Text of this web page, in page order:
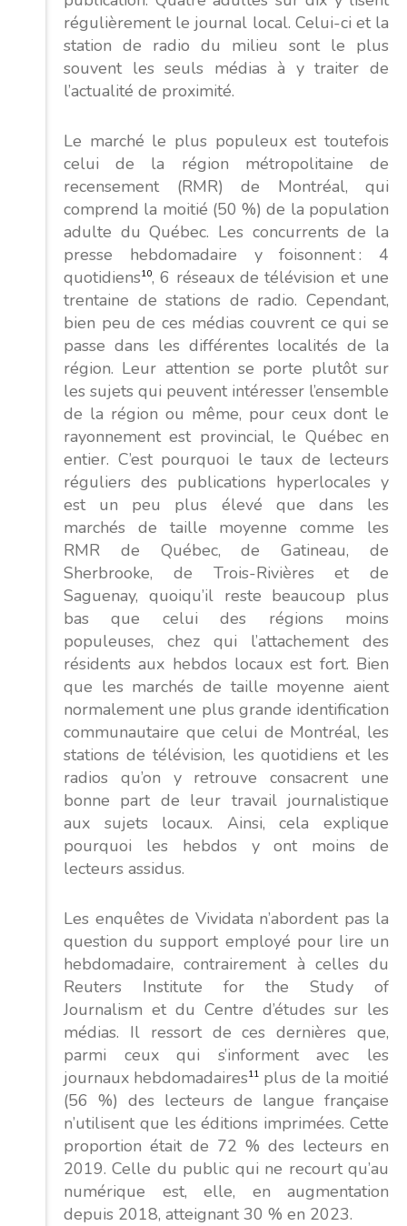
régulièrement le journal local. Celui-ci et la
station de radio du milieu sont le plus
souvent les seuls médias à y traiter de
l’actualité de proximité.
Le marché le plus populeux est toutefois
celui de la région métropolitaine de
recensement (RMR) de Montréal, qui
comprend la moitié (50 %) de la population
adulte du Québec. Les concurrents de la
presse hebdomadaire y foisonnent : 4
quotidiens10, 6 réseaux de télévision et une
trentaine de stations de radio. Cependant,
bien peu de ces médias couvrent ce qui se
passe dans les différentes localités de la
région. Leur attention se porte plutôt sur
les sujets qui peuvent intéresser l’ensemble
de la région ou même, pour ceux dont le
rayonnement est provincial, le Québec en
entier. C’est pourquoi le taux de lecteurs
réguliers des publications hyperlocales y
est un peu plus élevé que dans les
marchés de taille moyenne comme les
RMR de Québec, de Gatineau, de
Sherbrooke, de Trois-Rivières et de
Saguenay, quoiqu’il reste beaucoup plus
bas que celui des régions moins
populeuses, chez qui l’attachement des
résidents aux hebdos locaux est fort. Bien
que les marchés de taille moyenne aient
normalement une plus grande identification
communautaire que celui de Montréal, les
stations de télévision, les quotidiens et les
radios qu’on y retrouve consacrent une
bonne part de leur travail journalistique
aux sujets locaux. Ainsi, cela explique
pourquoi les hebdos y ont moins de
lecteurs assidus.
Les enquêtes de Vividata n’abordent pas la
question du support employé pour lire un
hebdomadaire, contrairement à celles du
Reuters Institute for the Study of
Journalism et du Centre d’études sur les
médias. Il ressort de ces dernières que,
parmi ceux qui s’informent avec les
journaux hebdomadaires11 plus de la moitié
(56 %) des lecteurs de langue française
n’utilisent que les éditions imprimées. Cette
proportion était de 72 % des lecteurs en
2019. Celle du public qui ne recourt qu’au
numérique est, elle, en augmentation
depuis 2018, atteignant 30 % en 2023.